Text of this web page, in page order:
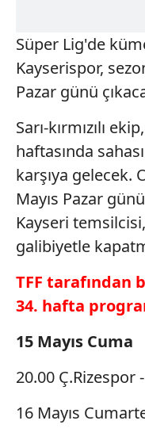
Süper Lig'de
Kayserispor,
Pazar günü
Sarı-kırmızılı
haftasında
karşıya gelecek.
Mayıs Pazar
Kayseri
galibiyetle
TFF tarafından
34. hafta
15 Mayıs Cuma
20.00 Ç.Rizespor
16 Mayıs